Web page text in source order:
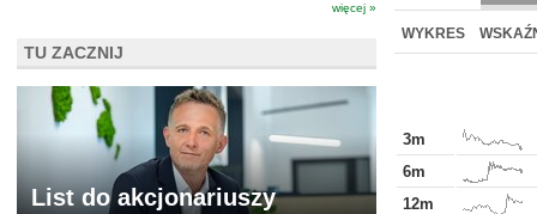
BR LAB
WYKRES
3m
6m
12m
więcej »
TU ZACZNIJ
List do akcjonariuszy